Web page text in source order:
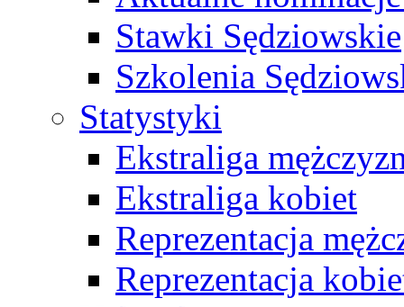
Stawki Sędziowskie
Szkolenia
Statystyki
Ekstraliga
Ekstraliga kobiet
Reprezentacja
Reprezentacja